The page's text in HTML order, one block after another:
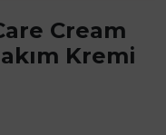
Cream
Kremi